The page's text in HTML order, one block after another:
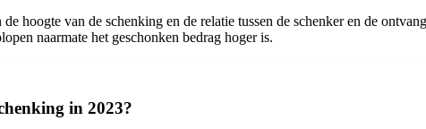
hoogte van de schenking en de relatie tussen de schenker en de
naarmate het geschonken bedrag hoger is.
in 2023?